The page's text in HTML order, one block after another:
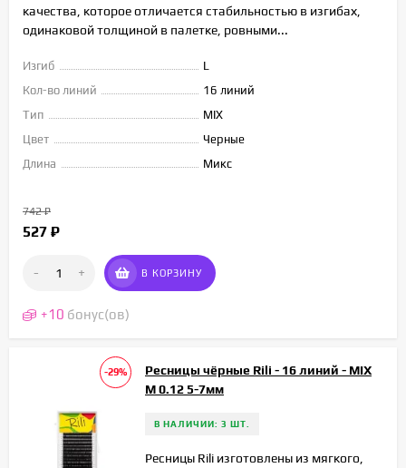
качества, которое отличается стабильностью в изгибах,
одинаковой толщиной в палетке, ровными...
Изгиб
L
Кол-во линий
16 линий
Тип
MIX
Цвет
Черные
Длина
Микс
742₽
527 ₽
- + В КОРЗИНУ
+10 бонус(ов)
-29%
Ресницы чёрные Rili - 16 линий - MIX
M 0.12 5-7мм
В НАЛИЧИИ: 3 ШТ.
Ресницы Rili изготовлены из мягкого,